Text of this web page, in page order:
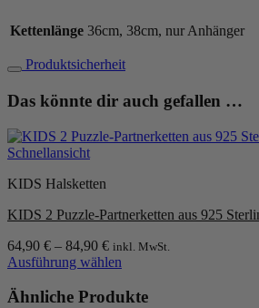
Kettenlänge 36cm, 38cm, nur Anhänger
Produktsicherheit
Das könnte dir auch gefallen …
Schnellansicht
KIDS Halsketten
KIDS 2 Puzzle-Partnerketten aus 925
64,90 € – 84,90 € inkl. MwSt.
Ausführung wählen
Produkt
Ähnliche Produkte